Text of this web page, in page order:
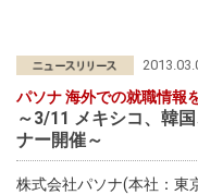
パソナ 海外での就職情報
～3/11 メキシコ、韓
ナー開催～
株式会社パソナ(本社：東